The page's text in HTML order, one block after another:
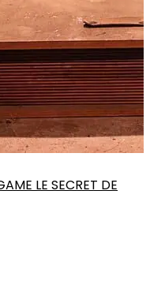
LE SECRET DE